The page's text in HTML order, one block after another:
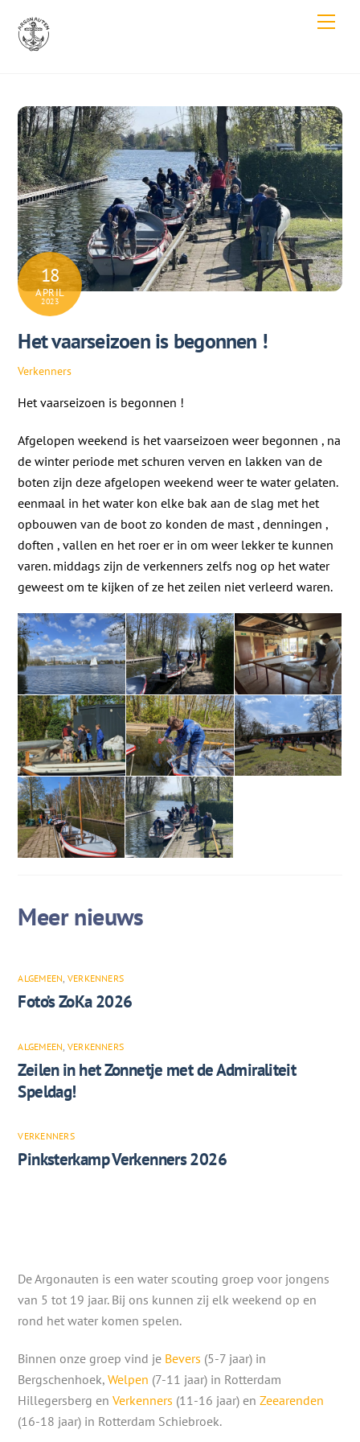
content
18
APRIL
2023
Het vaarseizoen is begonnen !
Verkenners
Het vaarseizoen is begonnen !
Afgelopen weekend is het vaarseizoen weer begonnen , na
de winter periode met schuren verven en lakken van de
boten zijn deze afgelopen weekend weer te water gelaten.
eenmaal in het water kon elke bak aan de slag met het
opbouwen van de boot zo konden de mast , denningen ,
doften , vallen en het roer er in om weer lekker te kunnen
varen. middags zijn de verkenners zelfs nog op het water
geweest om te kijken of ze het zeilen niet verleerd waren.
ALGEMEEN VERKENNERS
Foto’s ZoKa 2026
ALGEMEEN VERKENNERS
Zeilen in het Zonnetje met de Admiraliteit
Speldag!
VERKENNERS
Pinksterkamp Verkenners 2026
De Argonauten is een water scouting groep voor jongens
van 5 tot 19 jaar. Bij ons kunnen zij elk weekend op en
rond het water komen spelen.
Binnen onze groep vind je Bevers (5-7 jaar) in
Bergschenhoek,Welpen (7-11 jaar) in Rotterdam
Hillegersberg enVerkenners (11-16 jaar) enZeearenden
(16-18 jaar) in Rotterdam Schiebroek.